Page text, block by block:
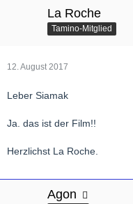
La Roche
Tamino-Mitglied
12. August 2017
Leber Siamak
Ja. das ist der Film!!
Herzlichst La Roche.
Agon